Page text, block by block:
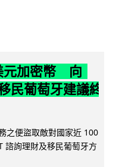
元加密幣 向
民葡萄牙建議終
之便盜取敵對國家近 100
諮詢理財及移民葡萄牙方